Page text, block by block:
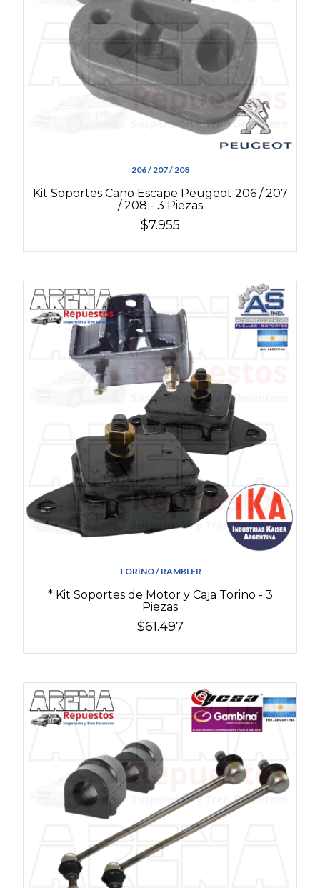
206 / 207 / 208
Kit Soportes Cano Escape Peugeot 206 / 207
/ 208 - 3 Piezas
$7.955
TORINO / RAMBLER
* Kit Soportes de Motor y Caja Torino - 3
Piezas
$61.497